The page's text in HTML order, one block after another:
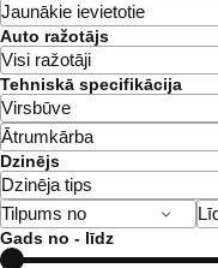
Auto ražotājs
Tehniskā specifikācija
Dzinējs
Gads no - līdz